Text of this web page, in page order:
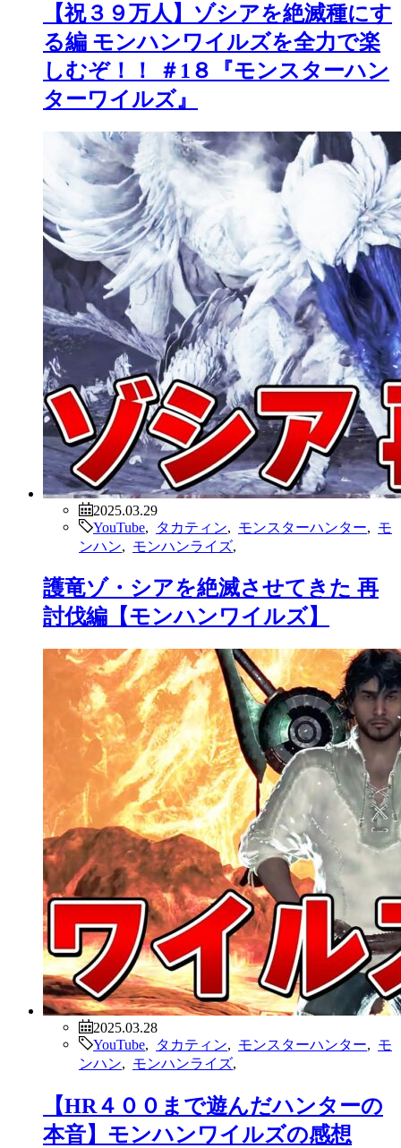
【祝３９万人】ゾシアを絶滅種にす
る編 モンハンワイルズを全力で楽
しむぞ！！ ＃1８『モンスターハン
ターワイルズ』
2025.03.29
YouTube
タカティン モンスターハンター
モ
ンハン
モンハンライズ
護竜ゾ・シアを絶滅させてきた 再
討伐編【モンハンワイルズ】
2025.03.28
YouTube
タカティン モンスターハンター
モ
ンハン
モンハンライズ
【HR４００まで遊んだハンターの
本音】モンハンワイルズの感想